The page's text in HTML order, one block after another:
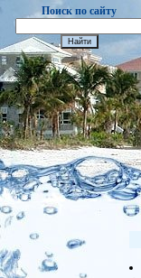
Поиск по сайту